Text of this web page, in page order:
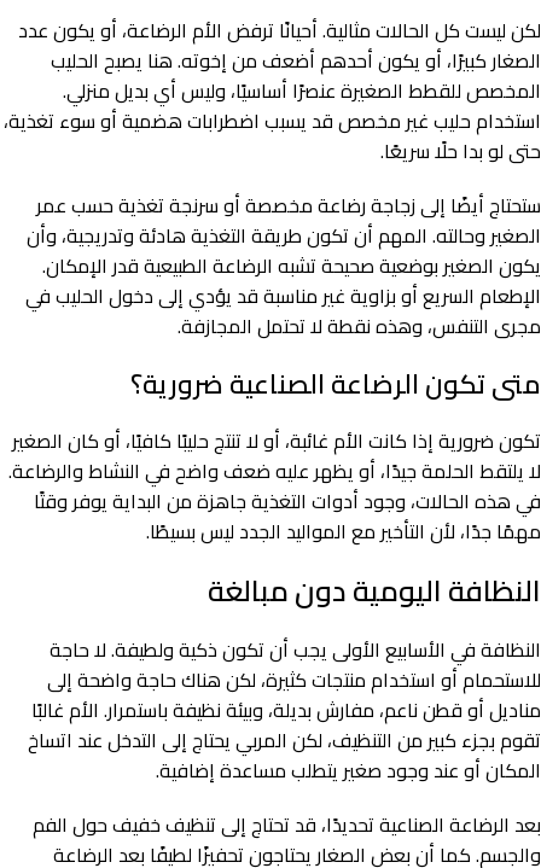
لكن ليست كل الحالات مثالية. أحيانًا ترفض الأم الرضاعة، أو يكون عدد
الصغار كبيرًا، أو يكون أحدهم أضعف من إخوته. هنا يصبح الحليب
المخصص للقطط الصغيرة عنصرًا أساسيًا، وليس أي بديل منزلي.
استخدام حليب غير مخصص قد يسبب اضطرابات هضمية أو سوء تغذية،
حتى لو بدا حلًا سريعًا.
ستحتاج أيضًا إلى زجاجة رضاعة مخصصة أو سرنجة تغذية حسب عمر
الصغير وحالته. المهم أن تكون طريقة التغذية هادئة وتدريجية، وأن
يكون الصغير بوضعية صحيحة تشبه الرضاعة الطبيعية قدر الإمكان.
الإطعام السريع أو بزاوية غير مناسبة قد يؤدي إلى دخول الحليب في
مجرى التنفس، وهذه نقطة لا تحتمل المجازفة.
متى تكون الرضاعة الصناعية ضرورية؟
تكون ضرورية إذا كانت الأم غائبة، أو لا تنتج حليبًا كافيًا، أو كان الصغير
لا يلتقط الحلمة جيدًا، أو يظهر عليه ضعف واضح في النشاط والرضاعة.
في هذه الحالات، وجود أدوات التغذية جاهزة من البداية يوفر وقتًا
مهمًا جدًا، لأن التأخير مع المواليد الجدد ليس بسيطًا.
النظافة اليومية دون مبالغة
النظافة في الأسابيع الأولى يجب أن تكون ذكية ولطيفة. لا حاجة
للاستحمام أو استخدام منتجات كثيرة، لكن هناك حاجة واضحة إلى
مناديل أو قطن ناعم، مفارش بديلة، وبيئة نظيفة باستمرار. الأم غالبًا
تقوم بجزء كبير من التنظيف، لكن المربي يحتاج إلى التدخل عند اتساخ
المكان أو عند وجود صغير يتطلب مساعدة إضافية.
بعد الرضاعة الصناعية تحديدًا، قد تحتاج إلى تنظيف خفيف حول الفم
والجسم. كما أن بعض الصغار يحتاجون تحفيزًا لطيفًا بعد الرضاعة